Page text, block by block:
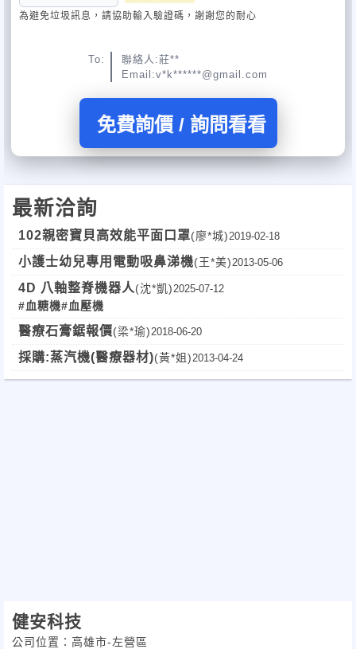
為避免垃圾訊息，請協助輸入驗證碼，謝謝您的耐心
To:
聯絡人:莊**
Email:v*k******@gmail.com
免費詢價 / 詢問看看
最新洽詢
102親密寶貝高效能平面口罩(廖*城) 2019-02-18
小護士幼兒專用電動吸鼻涕機(王*美) 2013-05-06
4D 八軸整脊機器人(沈*凱) 2025-07-12
#血糖機#血壓機
醫療石膏鋸報價(梁*瑜) 2018-06-20
採購:蒸汽機(醫療器材)(黃*姐) 2013-04-24
健安科技
公司位置：高雄市-左營區